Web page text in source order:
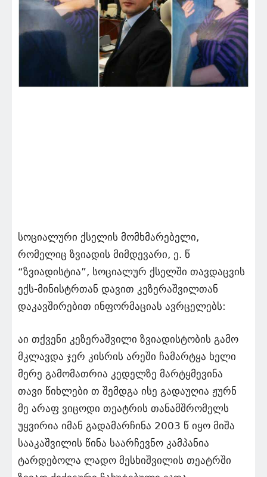
სოციალური ქსელის მომხმარებელი,
რომელიც ზვიადის მიმდევარი, ე. წ
“ზვიადისტია”, სოციალურ ქსელში თავდაცვის
ექს-მინისტრთან დავით კეზერაშვილთან
დაკავშირებით ინფორმაციას ავრცელებს:
აი თქვენი კეზერაშვილი ზვიადისტობის გამო
მკლავდა ჯერ კისრის არეში ჩამარტყა ხელი
მერე გამომათრია კედელზე მარტყმევინა
თავი წიხლები თ შემდგა ისე გადაუღია ჟურნ
მე არაფ ვიცოდი თეატრის თანამშრომელს
უყვირია იმან გადამარჩინა 2003 წ იყო მიშა
სააკაშვილის წინა საარჩევნო კამპანია
ტარდებოლა ლადო მესხიშვილის თეატრში